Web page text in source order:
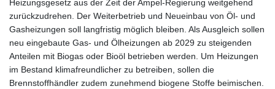
Heizungsgesetz aus der Zeit der Ampel-Regierung weitgehend
zurückzudrehen. Der Weiterbetrieb und Neueinbau von Öl- und
Gasheizungen soll langfristig möglich bleiben. Als Ausgleich sollen
neu eingebaute Gas- und Ölheizungen ab 2029 zu steigenden
Anteilen mit Biogas oder Bioöl betrieben werden. Um Heizungen
im Bestand klimafreundlicher zu betreiben, sollen die
Brennstoffhändler zudem zunehmend biogene Stoffe beimischen.